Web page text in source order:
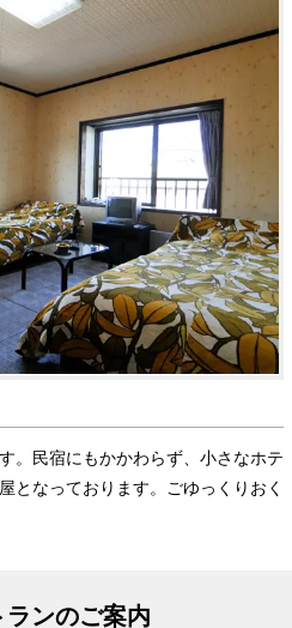
。民宿にもかかわらず、小さなホテ
となっております。ごゆっくりおく
ランのご案内